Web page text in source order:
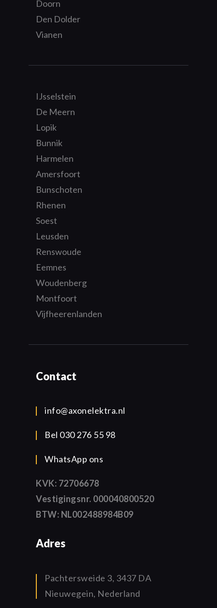
Doorn
Den Dolder
Vianen
IJsselstein
De Meern
Lopik
Bunnik
Harmelen
Amersfoort
Bunschoten
Rhenen
Soest
Leusden
Renswoude
Eemnes
Woudenberg
Montfoort
Vijfheerenlanden
Contact
info@axonelektra.nl
Bel 030 276 55 98
WhatsApp ons
KVK: 72706678
Vestigingsnr. 000040800520
BTW: NL002488984B09
Adres
Pachtersweide 3, 3437 DA
Nieuwegein, Nederland